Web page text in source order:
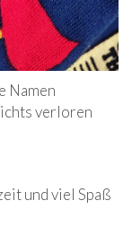
Namen
verloren
und viel Spaß